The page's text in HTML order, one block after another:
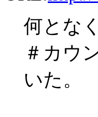
何とな
＃カウ
いた。